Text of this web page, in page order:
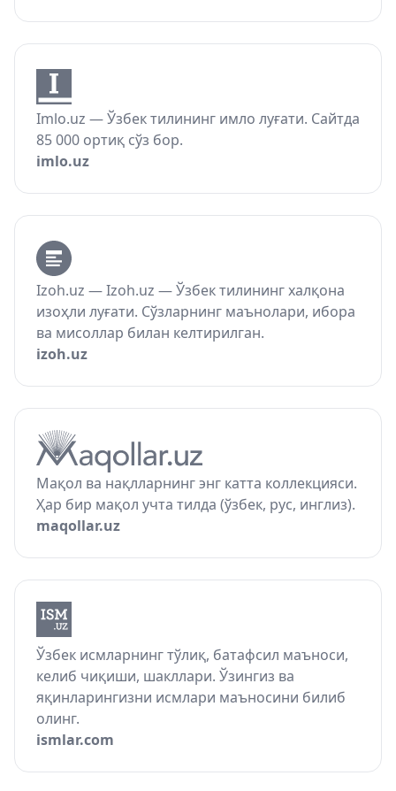
Imlo.uz — Ўзбек тилининг имло луғати. Сайтда
85 000 ортиқ сўз бор.
imlo.uz
Izoh.uz — Izoh.uz — Ўзбек тилининг халқона
изоҳли луғати. Сўзларнинг маънолари, ибора
ва мисоллар билан келтирилган.
izoh.uz
Мақол ва нақлларнинг энг катта коллекцияси.
Ҳар бир мақол учта тилда (ўзбек, рус, инглиз).
maqollar.uz
Ўзбек исмларнинг тўлиқ, батафсил маъноси,
келиб чиқиши, шакллари. Ўзингиз ва
яқинларингизни исмлари маъносини билиб
олинг.
ismlar.com